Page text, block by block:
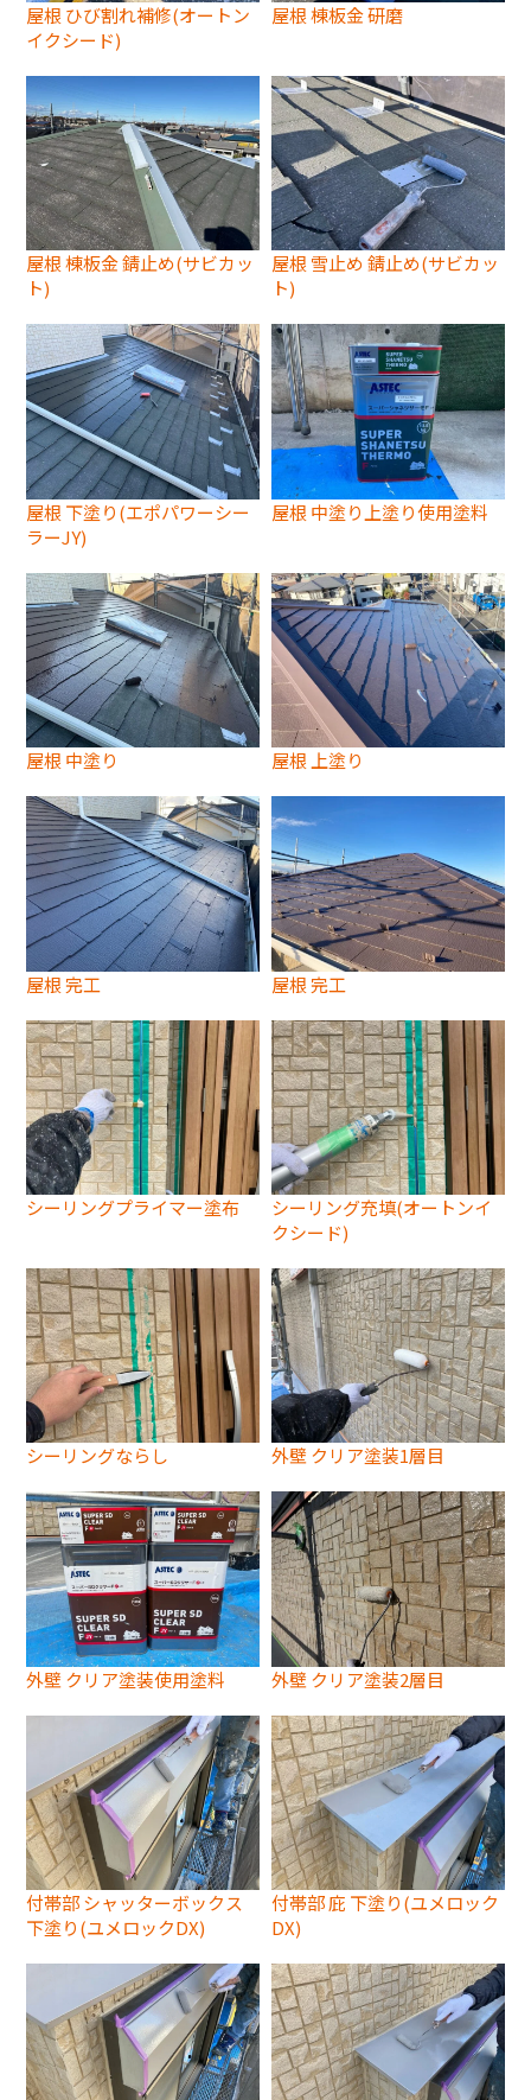
屋根 ひび割れ補修(オートン
イクシード)
屋根 棟板金 研磨
屋根 棟板金 錆止め(サビカッ
ト)
屋根 雪止め 錆止め(サビカッ
ト)
屋根 下塗り(エポパワーシー
ラーJY)
屋根 中塗り上塗り使用塗料
屋根 中塗り 屋根 上塗り
屋根 完工 屋根 完工
シーリングプライマー塗布
シーリング充填(オートンイ
クシード)
シーリングならし 外壁 クリア塗装1層目
外壁 クリア塗装使用塗料 外壁 クリア塗装2層目
付帯部 シャッターボックス
下塗り(ユメロックDX)
付帯部 庇 下塗り(ユメロック
DX)